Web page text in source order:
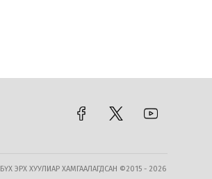
тэглэлээ
БҮХ ЭРХ ХУУЛИАР ХАМГААЛАГДСАН ©2015 - 2026